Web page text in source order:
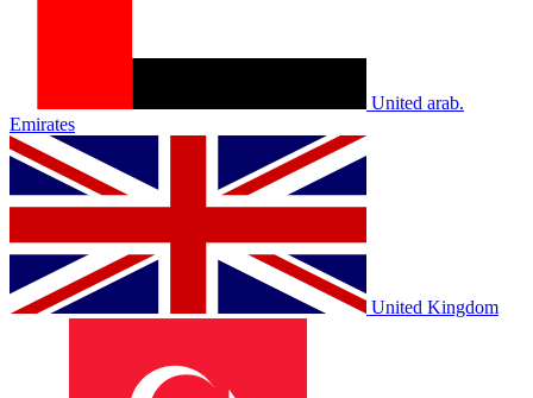
United arab.
Emirates
United Kingdom